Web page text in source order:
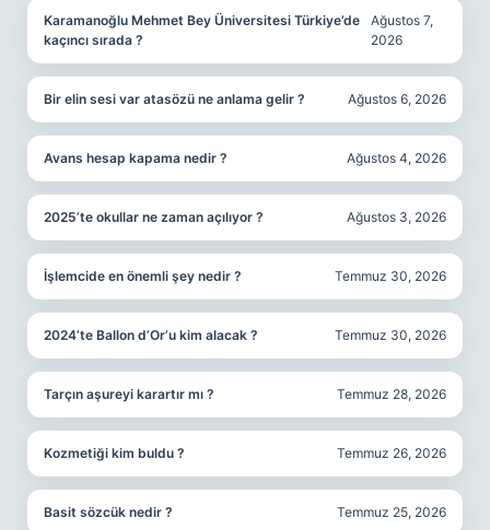
Karamanoğlu Mehmet Bey Üniversitesi Türkiye’de
kaçıncı sırada ?
Ağustos 7,
2026
Bir elin sesi var atasözü ne anlama gelir ? Ağustos 6, 2026
Avans hesap kapama nedir ? Ağustos 4, 2026
2025’te okullar ne zaman açılıyor ? Ağustos 3, 2026
İşlemcide en önemli şey nedir ? Temmuz 30, 2026
2024’te Ballon d’Or’u kim alacak ? Temmuz 30, 2026
Tarçın aşureyi karartır mı ? Temmuz 28, 2026
Kozmetiği kim buldu ? Temmuz 26, 2026
Basit sözcük nedir ? Temmuz 25, 2026